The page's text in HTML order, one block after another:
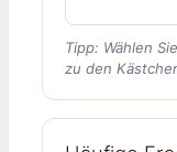
Tipp: Wählen
zu den